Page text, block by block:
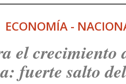
ECONOMÍA -
el crecimiento
fuerte salto